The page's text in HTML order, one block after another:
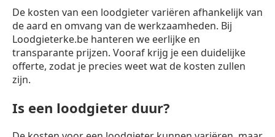
De kosten van een loodgieter variëren afhankelijk van
de aard en omvang van de werkzaamheden. Bij
Loodgieterke.be hanteren we eerlijke en
transparante prijzen. Vooraf krijg je een duidelijke
offerte, zodat je precies weet wat de kosten zullen
zijn.
Is een loodgieter duur?